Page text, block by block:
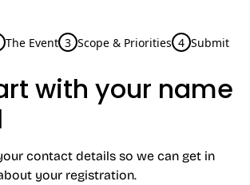
The Event 3 Scope & Priorities 4 Submit
with your name
contact details so we can get in
your registration.